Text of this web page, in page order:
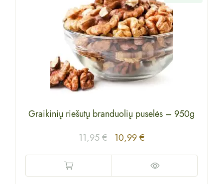
Graikinių riešutų branduolių puselės – 950g
11,95€ 10,99€